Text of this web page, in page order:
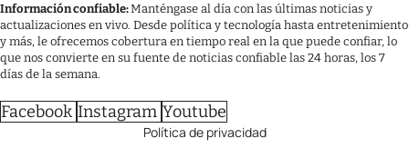
Información confiable:Manténgase al día con las últimas noticias y
actualizaciones en vivo. Desde política y tecnología hasta entretenimiento
y más, le ofrecemos cobertura en tiempo real en la que puede confiar, lo
que nos convierte en su fuente de noticias confiable las 24 horas, los 7
días de la semana.
Facebook Instagram Youtube
Política de privacidad